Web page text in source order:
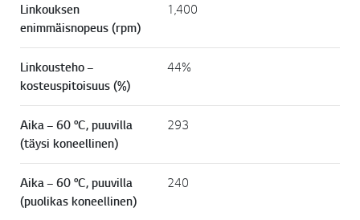
Linkouksen
enimmäisnopeus (rpm)
1,400
Linkousteho –
kosteuspitoisuus (%)
44%
Aika – 60 °C, puuvilla
(täysi koneellinen)
293
Aika – 60 °C, puuvilla
(puolikas koneellinen)
240